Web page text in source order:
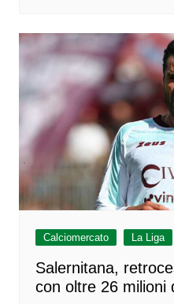
Calciomercato La Liga
Salernitana,
con oltre 26 milioni